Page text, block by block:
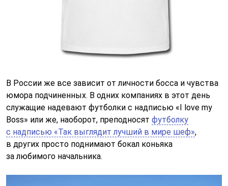
В России же все зависит от личности босса и чувства
юмора подчиненных. В одних компаниях в этот день
служащие надевают футболки с надписью «I love my
Boss» или же, наоборот, преподносят футболку
с надписью «Так выглядит лучший в мире шеф»,
в других просто поднимают бокал коньяка
за любимого начальника.